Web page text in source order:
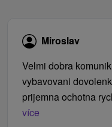
Miroslav
Velmi dobra
vybavovani
prijemna ochotna
více